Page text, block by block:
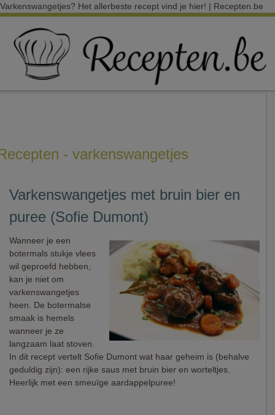
Varkenswangetjes? Het allerbeste recept vind je hier! | Recepten.be
- varkenswangetjes
Varkenswangetjes met bruin bier en
puree (Sofie Dumont)
Wanneer je een
botermals stukje vlees
wil geproefd hebben,
kan je niet om
varkenswangetjes
heen. De botermalse
smaak is hemels
wanneer je ze
langzaam laat stoven.
In dit recept vertelt Sofie Dumont wat haar geheim is (behalve
geduldig zijn): een rijke saus met bruin bier en worteltjes.
Heerlijk met een smeuïge aardappelpuree!